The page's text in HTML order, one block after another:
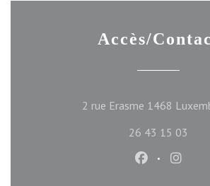
Accès/
2 rue Erasme 1468
26 43 15 03
Facebook